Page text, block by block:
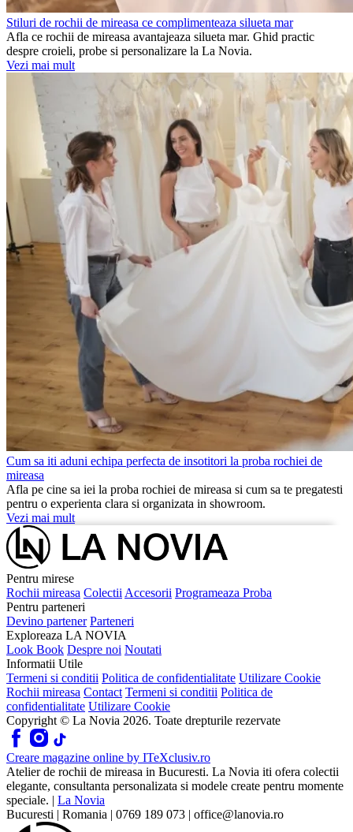
Stiluri de rochii de mireasa ce complimenteaza silueta mar
Afla ce rochii de mireasa avantajeaza silueta mar. Ghid practic
despre croieli, probe si personalizare la La Novia.
Vezi mai mult
Cum sa iti aduni echipa perfecta de insotitori la proba rochiei de
mireasa
Afla pe cine sa iei la proba rochiei de mireasa si cum sa te pregatesti
pentru o experienta clara si organizata in showroom.
Vezi mai mult
Pentru mirese
Rochii mireasa Colectii Accesorii Programeaza Proba
Pentru parteneri
Devino partener Parteneri
Exploreaza LA NOVIA
Look Book Despre noi Noutati
Informatii Utile
Termeni si conditii Politica de confidentialitate Utilizare Cookie
Rochii mireasa Contact Termeni si conditii Politica de
confidentialitate Utilizare Cookie
Copyright © La Novia 2026. Toate drepturile rezervate
Creare magazine online by ITeXclusiv.ro
Atelier de rochii de mireasa in Bucuresti. La Novia iti ofera colectii
elegante, consultanta personalizata si modele create pentru momente
speciale. | La Novia
Bucuresti | Romania | 0769 189 073 | office@lanovia.ro